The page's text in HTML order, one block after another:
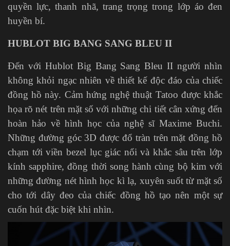
quyền lực, thanh nhã, trang trọng trong lớp áo đen
huyền bí.
HUBLOT BIG BANG SANG BLEU II
Đến với Hublot Big Bang Sang Bleu II người nhìn
không khỏi ngạc nhiên về thiết kế độc đáo của chiếc
đồng hồ này. Cảm hứng nghệ thuật Tatoo được khắc
họa rõ nét trên mặt số với những chi tiết cân xứng đến
hoàn hảo về hình học của nghệ sĩ Maxime Buchi.
Những đường góc 3D được đổ tràn trên mặt đồng hồ
chạm tới viền bezel lục giác nổi và khắc sâu trên lớp
kính sapphire, đồng thời song hành cùng bộ kim với
những đường nét hình học kì lạ, xuyên suốt từ mặt số
cho tới dây đeo của chiếc đồng hồ tạo nên một sự
cuốn hút đặc biệt khi nhìn.